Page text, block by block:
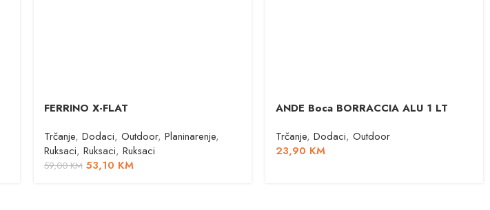
FERRINO X-FLAT
Trčanje, Dodaci, Outdoor, Planinarenje,
Ruksaci, Ruksaci, Ruksaci
59,00KM 53,10 KM
ANDE Boca BORRACCIA ALU 1 LT
Trčanje, Dodaci, Outdoor
23,90 KM